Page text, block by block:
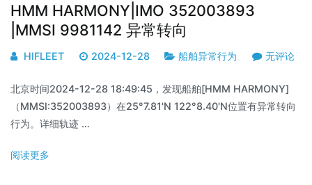
HMM HARMONY|IMO 352003893
|MMSI 9981142 异常转向
HIFLEET 2024-12-28 船舶异常行为 无评论
北京时间2024-12-28 18:49:45，发现船舶[HMM HARMONY]
（MMSI:352003893）在25°7.81'N 122°8.40'N位置有异常转向
行为。详细轨迹 …
阅读更多